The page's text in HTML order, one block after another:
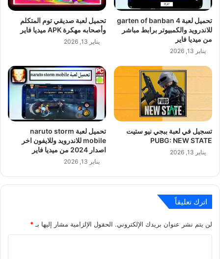
تحميل لعبة garten of banban 4
للاندرويد والكمبيوتر برابط مباشر
من ميديا فاير
يناير 13, 2026
تحميل لعبة صديقي توم المتكلم
وأصحابه مهكرة APK ميديا فاير
يناير 13, 2026
تسجيل في لعبة ببجي نيو ستيت
PUBG: NEW STATE‏
يناير 13, 2026
تحميل لعبة naruto storm
mobile للاندرويد وللايفون اخر
اصدار 2024 من ميديا فاير
يناير 13, 2026
اترك تعليقاً
لن يتم نشر عنوان بريدك الإلكتروني. الحقول الإلزامية مشار إليها بـ *